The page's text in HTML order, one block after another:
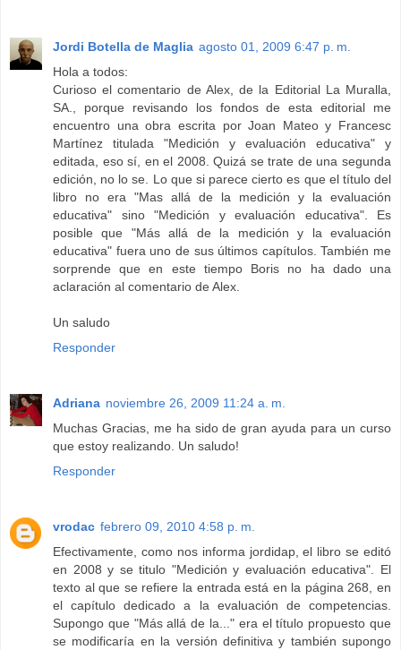
Jordi Botella de Maglia agosto 01, 2009 6:47 p. m.
Hola a todos:
Curioso el comentario de Alex, de la Editorial La Muralla,
SA., porque revisando los fondos de esta editorial me
encuentro una obra escrita por Joan Mateo y Francesc
Martínez titulada "Medición y evaluación educativa" y
editada, eso sí, en el 2008. Quizá se trate de una segunda
edición, no lo se. Lo que si parece cierto es que el título del
libro no era "Mas allá de la medición y la evaluación
educativa" sino "Medición y evaluación educativa". Es
posible que "Más allá de la medición y la evaluación
educativa" fuera uno de sus últimos capítulos. También me
sorprende que en este tiempo Boris no ha dado una
aclaración al comentario de Alex.
Un saludo
Responder
Adriana noviembre 26, 2009 11:24 a. m.
Muchas Gracias, me ha sido de gran ayuda para un curso
que estoy realizando. Un saludo!
Responder
vrodac febrero 09, 2010 4:58 p. m.
Efectivamente, como nos informa jordidap, el libro se editó
en 2008 y se titulo "Medición y evaluación educativa". El
texto al que se refiere la entrada está en la página 268, en
el capítulo dedicado a la evaluación de competencias.
Supongo que "Más allá de la..." era el título propuesto que
se modificaría en la versión definitiva y también supongo